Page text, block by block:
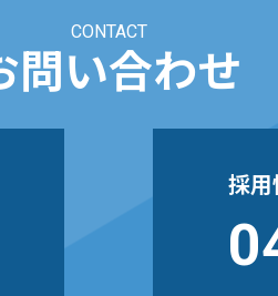
CONTACT
問い合わせ
採用